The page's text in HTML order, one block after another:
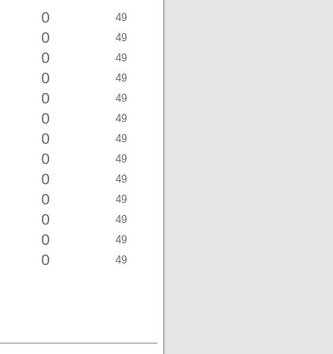
0 49
0 49
0 49
0 49
0 49
0 49
0 49
0 49
0 49
0 49
0 49
0 49
0 49